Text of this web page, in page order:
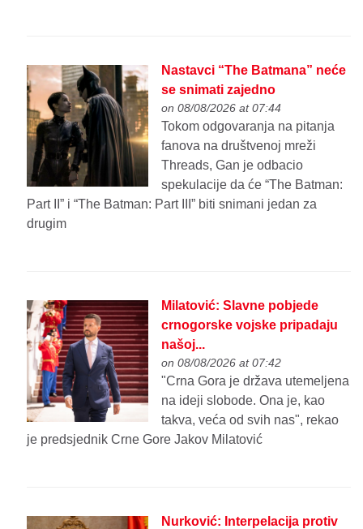
Nastavci “The Batmana” neće
se snimati zajedno
on 08/08/2026 at 07:44
Tokom odgovaranja na pitanja
fanova na društvenoj mreži
Threads, Gan je odbacio
spekulacije da će “The Batman:
Part II” i “The Batman: Part III” biti snimani jedan za
drugim
Milatović: Slavne pobjede
crnogorske vojske pripadaju
našoj...
on 08/08/2026 at 07:42
"Crna Gora je država utemeljena
na ideji slobode. Ona je, kao
takva, veća od svih nas", rekao
je predsjednik Crne Gore Jakov Milatović
Nurković: Interpelacija protiv